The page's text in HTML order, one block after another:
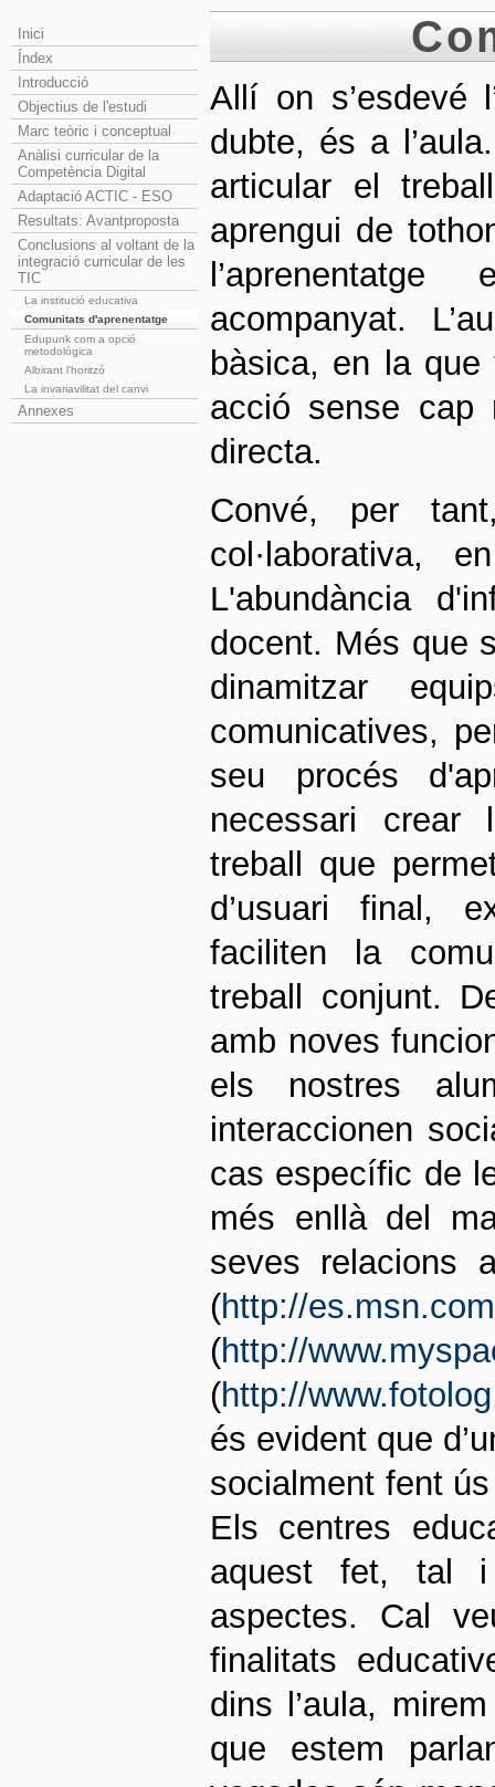
Inici
Índex
Introducció
Objectius de l'estudi
Marc teòric i conceptual
Anàlisi curricular de la
Competència Digital
Adaptació ACTIC - ESO
Resultats: Avantproposta
Conclusions al voltant de la
integració curricular de les
TIC
La institució educativa
Comunitats d'aprenentatge
Edupunk com a opció
metodològica
Albirant l'horitzó
La invariavilitat del canvi
Annexes
Allí on s’esdevé
dubte, és a
articular el
aprengui de
acompanyat.
bàsica, en la
acció sense cap
directa.
Convé, per
col·laborativa,
L'abundància
docent. Més que
dinamitzar
comunicatives,
seu procés
necessari crear
treball que
d’usuari final,
faciliten la
treball conjunt.
amb noves
els nostres
interaccionen
cas específic de
més enllà del
seves relacions
(http://
(http://
(http://
és evident que
socialment fent
Els centres
aquest fet, tal
aspectes. Cal
finalitats
dins l’aula,
que estem